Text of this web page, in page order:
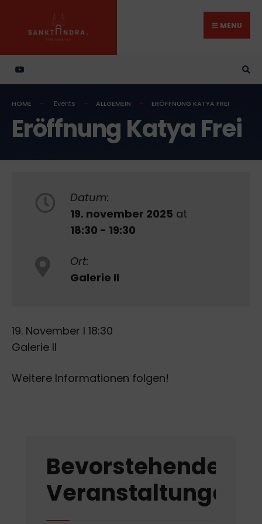
content
MENU
HOME Events ALLGEMEIN ERÖFFNUNG KATYA FREI
Eröffnung Katya Frei
Datum:
19. november 2025 at
18:30 - 19:30
Ort:
Galerie II
19. November I 18:30
Galerie II
Weitere Informationen folgen!
Bevorstehende
Veranstaltungen